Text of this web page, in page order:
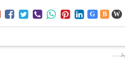
      G B W